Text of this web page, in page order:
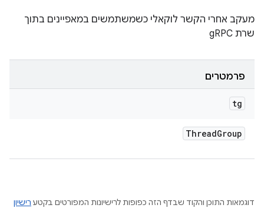
מעקב אחרי הקשר לוקאלי כשמשתמשים במאפיינים בתוך
שרת gRPC
פרמטרים
tg
ThreadGroup
דוגמאות התוכן והקוד שבדף הזה כפופות לרישיונות המפורטים בקטע רישיון